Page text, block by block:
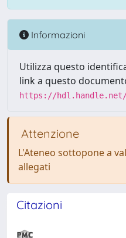
Informazioni
Utilizza questo
link a questo
https://hdl.handle.net/
Attenzione
L'Ateneo sottopone a
allegati
Citazioni